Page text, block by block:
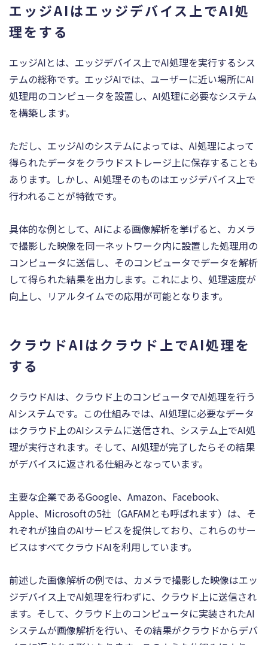
エッジAIはエッジデバイス上でAI処
理をする
エッジAIとは、エッジデバイス上でAI処理を実行するシス
テムの総称です。エッジAIでは、ユーザーに近い場所にAI
処理用のコンピュータを設置し、AI処理に必要なシステム
を構築します。
ただし、エッジAIのシステムによっては、AI処理によって
得られたデータをクラウドストレージ上に保存することも
あります。しかし、AI処理そのものはエッジデバイス上で
行われることが特徴です。
具体的な例として、AIによる画像解析を挙げると、カメラ
で撮影した映像を同一ネットワーク内に設置した処理用の
コンピュータに送信し、そのコンピュータでデータを解析
して得られた結果を出力します。これにより、処理速度が
向上し、リアルタイムでの応用が可能となります。
クラウドAIはクラウド上でAI処理を
する
クラウドAIは、クラウド上のコンピュータでAI処理を行う
AIシステムです。この仕組みでは、AI処理に必要なデータ
はクラウド上のAIシステムに送信され、システム上でAI処
理が実行されます。そして、AI処理が完了したらその結果
がデバイスに返される仕組みとなっています。
主要な企業であるGoogle、Amazon、Facebook、
Apple、Microsoftの5社（GAFAMとも呼ばれます）は、そ
れぞれが独自のAIサービスを提供しており、これらのサー
ビスはすべてクラウドAIを利用しています。
前述した画像解析の例では、カメラで撮影した映像はエッ
ジデバイス上でAI処理を行わずに、クラウド上に送信され
ます。そして、クラウド上のコンピュータに実装されたAI
システムが画像解析を行い、その結果がクラウドからデバ